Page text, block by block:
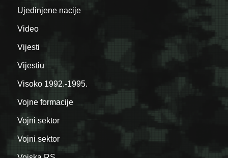
Ujedinjene nacije
Video
Vijesti
Vijestiu
Visoko 1992.-1995.
Vojne formacije
Vojni sektor
Vojni sektor